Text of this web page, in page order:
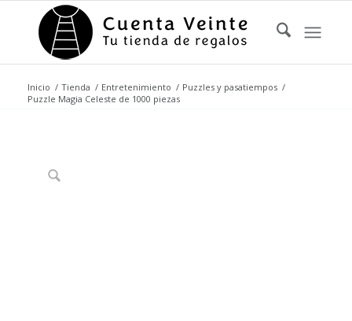
Inicio / Tienda / Entretenimiento / Puzzles y pasatiempos /
Puzzle Magia Celeste de 1000 piezas